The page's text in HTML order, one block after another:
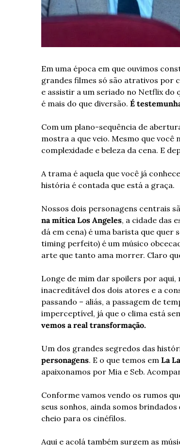
Em uma época em que ouvimos
grandes filmes só são atrativos por
e assistir a um seriado no Netflix do
é mais do que diversão. É
Com um plano-sequência de
mostra a que veio. Mesmo que você
complexidade e beleza da cena. E
A trama é aquela que você já
história é contada que está a graça.
Nossos dois personagens centrais
na mítica Los Angeles, a cidade das
dá em cena) é uma barista que quer
timing perfeito) é um músico
arte que tanto ama morrer. Claro
Longe de mim dar spoilers por aqui,
inacreditável dos dois atores e a
passando – aliás, a passagem de
imperceptível, já que o clima está
vemos a real transformação.
Um dos grandes segredos das
personagens. E o que temos em La
apaixonamos por Mia e Seb.
Conforme vamos vendo os rumos
seus sonhos, ainda somos brindados
cheio para os cinéfilos.
Aqui e acolá também surgem as